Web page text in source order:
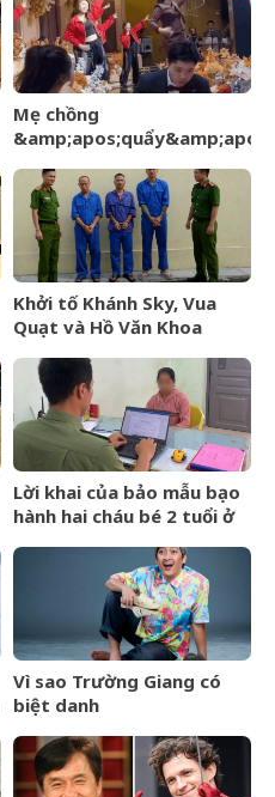
Mẹ chồng
&amp;apos;quẩy&amp;apos;
dâu nói một câu, lời đáp
của chú rể gây sốt
Khởi tố Khánh Sky, Vua
Quạt và Hồ Văn Khoa
Lời khai của bảo mẫu bạo
hành hai cháu bé 2 tuổi ở
TPHCM
Vì sao Trường Giang có
biệt danh
Khó&amp;apos;?